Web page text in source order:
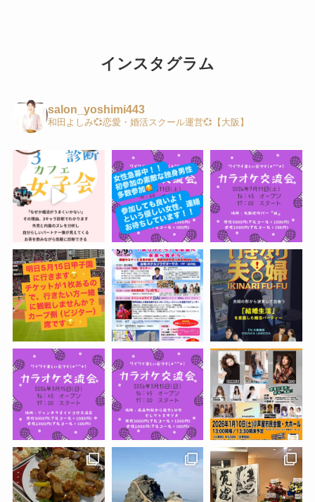
インスタグラム
salon_yoshimi443
和田よしみ💞恋愛・婚活スクール運営💞【大阪】